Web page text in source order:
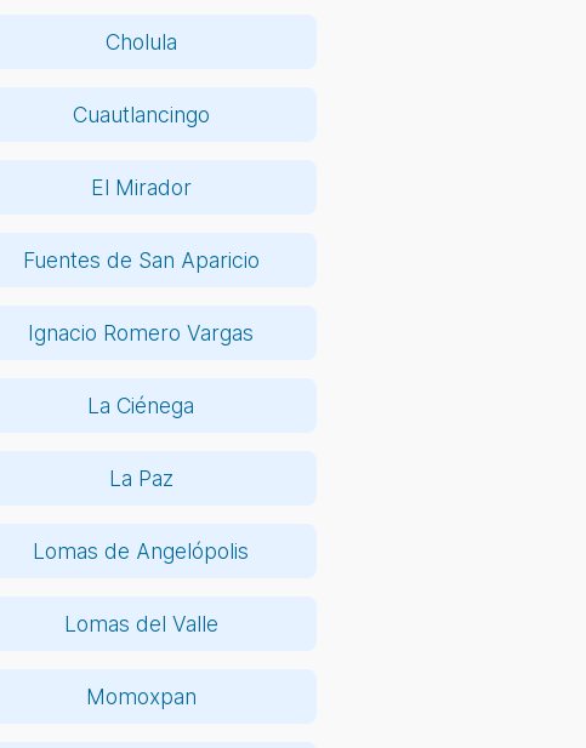
Cholula
Cuautlancingo
El Mirador
Fuentes de San Aparicio
Ignacio Romero Vargas
La Ciénega
La Paz
Lomas de Angelópolis
Lomas del Valle
Momoxpan